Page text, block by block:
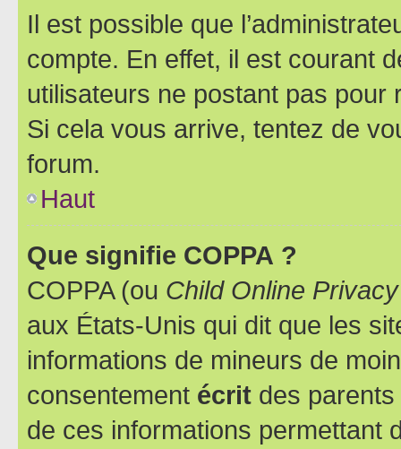
Il est possible que
compte. En effet, il est courant
utilisateurs ne postant pas pour
Si cela vous arrive, tentez de
forum.
Haut
Que signifie COPPA ?
COPPA (ou Child Online
aux États-Unis qui dit que les
informations de mineurs de
consentement écrit des parents
de ces informations permettant